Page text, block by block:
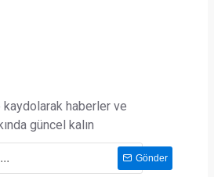
haberler ve
güncel kalın
Gönder